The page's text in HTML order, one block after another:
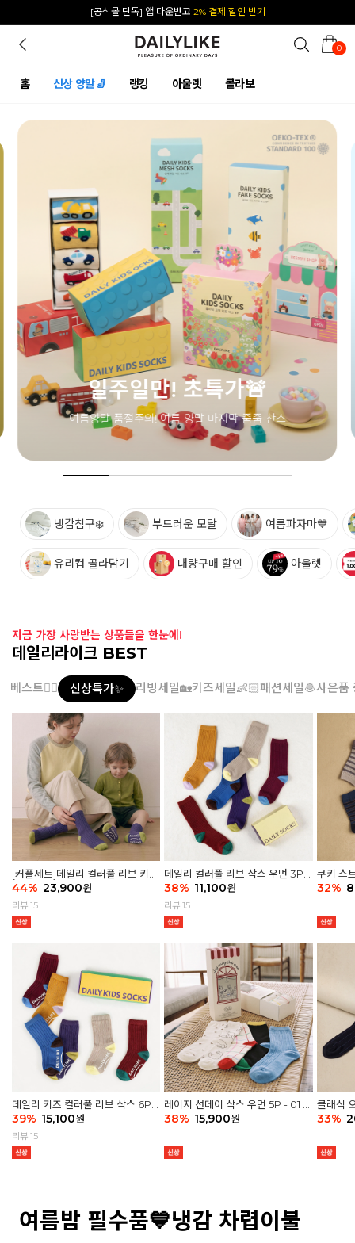
카카오 플친 추가하면1천원 즉시 할인 쿠폰
0
홈 신상 양말🧦 랭킹 아울렛 콜라보
일주일만! 초특가🚨
여름양말 품절주의! 여름 양말 마지막 줍줍 찬스
냉감침구❄️ 부드러운 모달 여름파자마💙
유리컵 골라담기 대량구매 할인 아울렛
지금 가장 사랑받는 상품들을 한눈에!
데일리라이크 BEST
베스트👍🏻 신상특가✨ 리빙세일🏡키즈세일👶🏻패션세일🧆사은품
[커플세트]데일리 컬러풀 리브 키즈
6P & 우먼3P 삭스세트
44% 23,900원
리뷰 15
데일리 컬러풀 리브 삭스 우먼 3P
세트
38% 11,100원
리뷰 15
데일리 키즈 컬러풀 리브 삭스 6P -
03 세트
39% 15,100원
리뷰 15
레이지 선데이 삭스 우먼 5P - 01 G
athering
38% 15,900원
쿠키 스
32%
클래식
세트
33%
여름밤 필수품💙냉감 차렵이불